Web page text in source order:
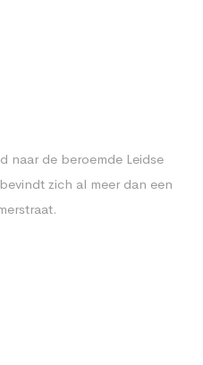
naar de beroemde Leidse
zich al meer dan een